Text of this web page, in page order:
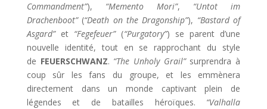
Commandment”), “Memento Mori”, “Untot im
Drachenboot”(“Death on the Dragonship”), “Bastard of
Asgard”et “Fegefeuer”(“Purgatory”) se parent d’une
nouvelle identité, tout en se rapprochant du style
de FEUERSCHWANZ. “The Unholy Grail” surprendra à
coup sûr les fans du groupe, et les emmènera
directement dans un monde captivant plein de
légendes et de batailles héroïques. “Valhalla